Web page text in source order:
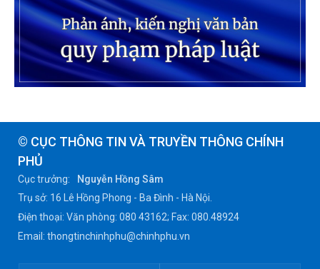
© CỤC THÔNG TIN VÀ TRUYỀN THÔNG CHÍNH
PHỦ
Cục trưởng:
Nguyễn Hồng Sâm
Trụ sở: 16 Lê Hồng Phong - Ba Đình - Hà Nội.
Điện thoại: Văn phòng: 080 43162; Fax: 080.48924
Email: thongtinchinhphu@chinhphu.vn